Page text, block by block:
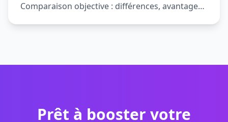
Comparaison objective : différences, avantages,
Prêt à booster votre